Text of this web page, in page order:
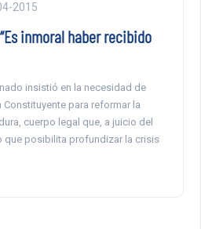
2015
inmoral haber recibido
insistió en la necesidad de
para reformar la
cuerpo legal que, a juicio del
que posibilita profundizar la crisis